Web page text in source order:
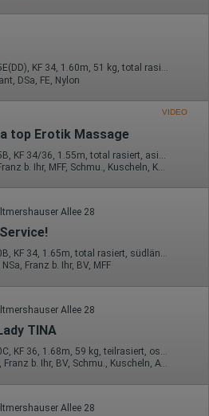
Es wird verwendet, um
zu sammeln. Hotjar kann
und Feedbackfunktionen, die
sind, von Ihnen bereitgestellte
Besuchs
41 Jahre, 85E(DD), KF 34, 1.60m, 51 kg, total rasiert, deutsch
DSa, FE, Nylon
VIDEO
top Erotik Massage
ZK, AV, 69, Franz b. Ihr, MFF, Schmu., Kuscheln, Körperküs.
Allee 28
25 Jahre, 80B, KF 34, 1.65m, total rasiert, südländisch
Franz b. Ihr, BV, MFF
Allee 28
TINA
38 Jahre, 80C, KF 36, 1.68m, 59 kg, teilrasiert, osteuropäisch
69, DT, NSa, Franz b. Ihr, BV, Schmu., Kuscheln, AV b. Ihm
Allee 28